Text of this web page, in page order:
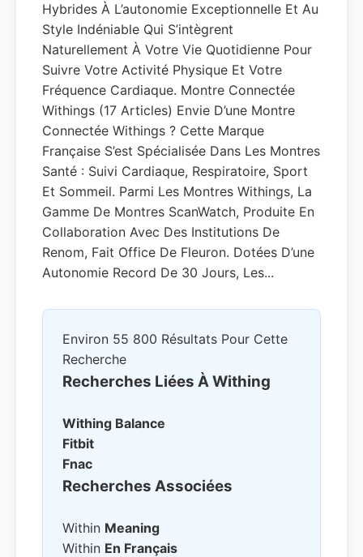
Hybrides À L’autonomie Exceptionnelle Et Au
Style Indéniable Qui S’intègrent
Naturellement À Votre Vie Quotidienne Pour
Suivre Votre Activité Physique Et Votre
Fréquence Cardiaque. Montre Connectée
Withings (17 Articles) Envie D’une Montre
Connectée Withings ? Cette Marque
Française S’est Spécialisée Dans Les Montres
Santé : Suivi Cardiaque, Respiratoire, Sport
Et Sommeil. Parmi Les Montres Withings, La
Gamme De Montres ScanWatch, Produite En
Collaboration Avec Des Institutions De
Renom, Fait Office De Fleuron. Dotées D’une
Autonomie Record De 30 Jours, Les...
Environ 55 800 Résultats Pour Cette
Recherche
Recherches Liées À Withing
Withing Balance
Fitbit
Fnac
Recherches Associées
Within Meaning
Within En Français